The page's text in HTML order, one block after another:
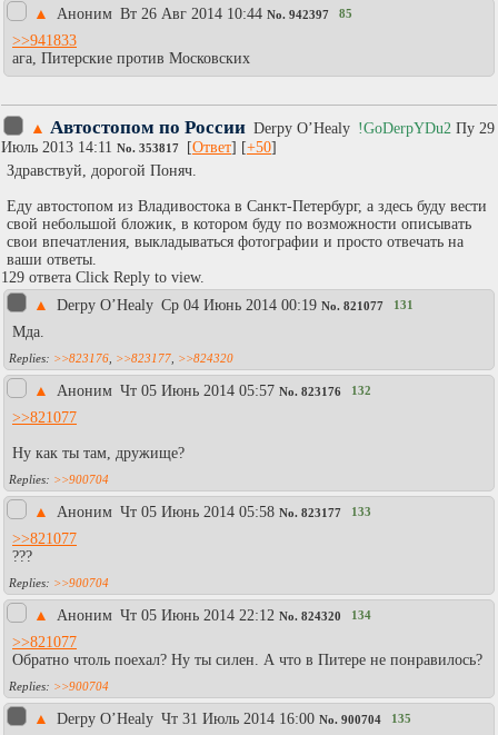
▲ Аноним Вт 26 Авг 2014 10:44 No. 942397 85
>>941833
ага, Питерские против Московских
▲ Автостопом по России Derpy O’Healy !GoDerpYDu2 Пy 29
Июль 2013 14:11 No. 353817 [Ответ] [+50]
Здравствуй, дорогой Поняч.
Еду автостопом из Владивостока в Санкт-Петербург, а здесь буду вести
свой небольшой бложик, в котором буду по возможности описывать
свои впечатления, выкладываться фотографии и просто отвечать на
ваши ответы.
129 ответа Click Reply to view.
▲
Derpy O’Healy Ср 04 Июнь 2014 00:19 No. 821077 131
Мда.
>>823176 >>823177 >>824320
▲ Аноним Чт 05 Июнь 2014 05:57 No. 823176 132
>>821077
Ну как ты там, дружище?
>>900704
▲ Аноним Чт 05 Июнь 2014 05:58 No. 823177 133
>>821077
???
>>900704
▲ Аноним Чт 05 Июнь 2014 22:12 No. 824320 134
>>821077
Обратно чтоль поехал? Ну ты силен. А что в Питере не понравилось?
>>900704
▲ Derpy O’Healy Чт 31 Июль 2014 16:00 No. 900704 135